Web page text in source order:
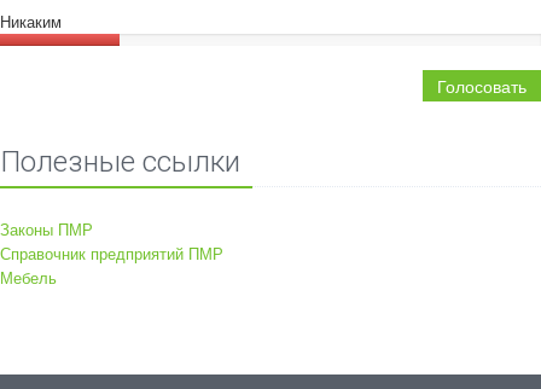
Никаким
Голосовать
Полезные ссылки
Законы ПМР
Справочник предприятий ПМР
Мебель